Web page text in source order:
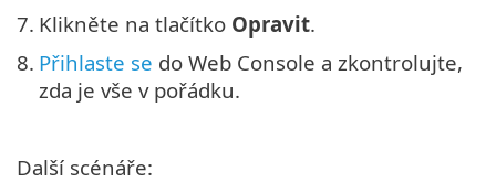
7. Klikněte na tlačítko Opravit.
8. Přihlaste se do Web Console a zkontrolujte,
zda je vše v pořádku.
Další scénáře: